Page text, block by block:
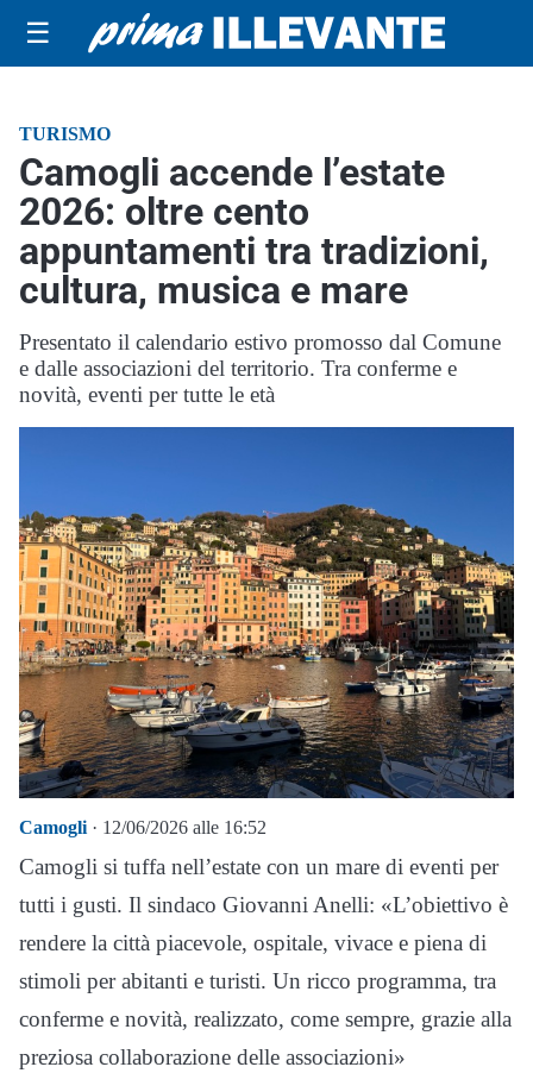
☰
TURISMO
Camogli accende l’estate
2026: oltre cento
appuntamenti tra tradizioni,
cultura, musica e mare
Presentato il calendario estivo promosso dal Comune
e dalle associazioni del territorio. Tra conferme e
novità, eventi per tutte le età
Camogli · 12/06/2026 alle 16:52
Camogli si tuffa nell’estate con un mare di eventi per
tutti i gusti. Il sindaco Giovanni Anelli: «L’obiettivo è
rendere la città piacevole, ospitale, vivace e piena di
stimoli per abitanti e turisti. Un ricco programma, tra
conferme e novità, realizzato, come sempre, grazie alla
preziosa collaborazione delle associazioni»